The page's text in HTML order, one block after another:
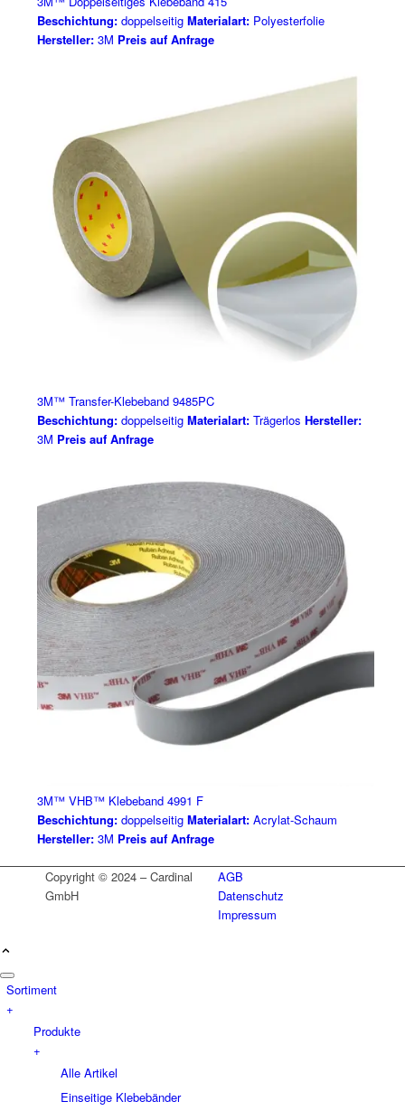
Beschichtung:doppelseitig Materialart:Polyesterfolie
Hersteller:3M Preis auf Anfrage
3M™ Transfer-Klebeband 9485PC
Beschichtung:doppelseitig Materialart:Trägerlos Hersteller:
3M Preis auf Anfrage
3M™ VHB™ Klebeband 4991 F
Beschichtung:doppelseitig Materialart:Acrylat-Schaum
Hersteller:3M Preis auf Anfrage
Copyright © 2024 – Cardinal
GmbH
AGB
Datenschutz
Impressum
Sortiment
+
Produkte
+
Alle Artikel
Einseitige Klebebänder